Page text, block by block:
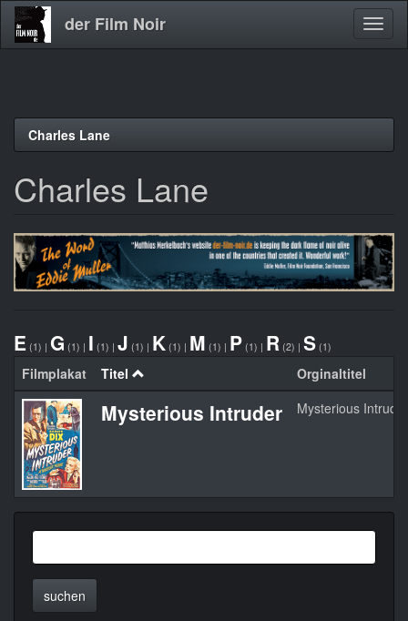
Direkt
der Film Noir
Charles Lane
Charles Lane
E (1) | G (1) | I (1) | J (1) | K (1) | M (1) | P (1) | R (2) | S (1)
Filmplakat Titel Orginaltitel
Mysterious Intruder Mysterious Intruder
suchen